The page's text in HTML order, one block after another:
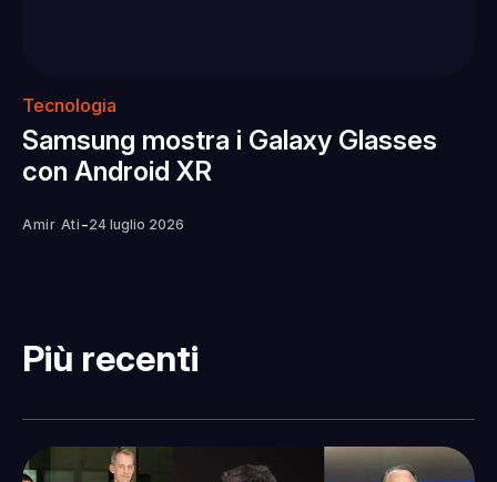
Tecnologia
Samsung mostra i Galaxy Glasses
con Android XR
Amir Ati -24 luglio 2026
Più recenti